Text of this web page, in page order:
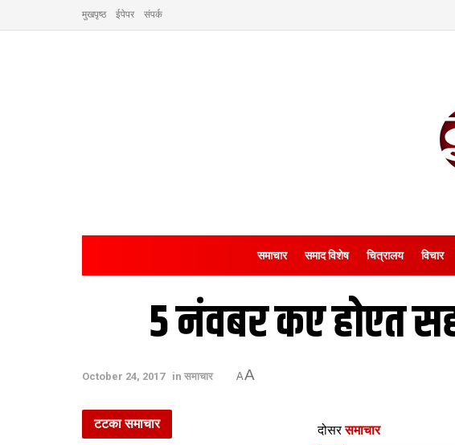
मुखपृष्ठ ईपेपर संपर्क
समाचार समाद विशेष चित्रालय विचार
5 नंवबर कए होएत
October 24, 2017 in समाचार AA
दोसर समाचार
टटका समाचार